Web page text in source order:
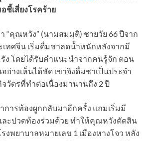
ชี้เสี่ยงโรคร้าย
“คุณหวัง” (นามสมมุติ) ชายวัย 66 ปีจาก
เทศจีน เริ่มดื่มชาลดน้ำหนักหลังจากมี
ง โดยได้รับคำแนะนำจากคนรู้จัก ตอน
ย่างเห็นได้ชัด เขาจึงดื่มชาเป็นประจำ
วัตรที่ทำต่อเนื่องมานานถึง 2 ปี
การท้องผูกกลับมาอีกครั้ง แถมเริ่มมี
ะปวดท้องร่วมด้วย ทำให้คุณหวังตัดสิน
งพยาบาลหมายเลข 1 เมืองหางโจว หลัง